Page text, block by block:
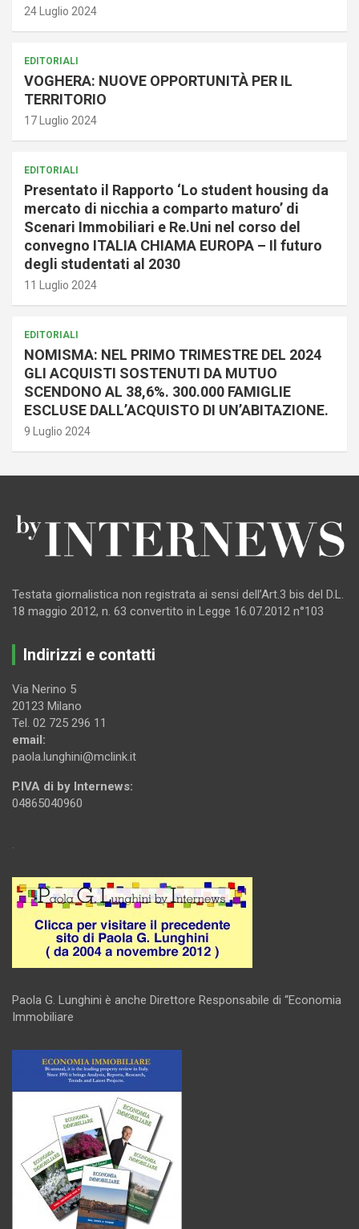
24 Luglio 2024
EDITORIALI
VOGHERA: NUOVE OPPORTUNITÀ PER IL
TERRITORIO
17 Luglio 2024
EDITORIALI
Presentato il Rapporto ‘Lo student housing da
mercato di nicchia a comparto maturo’ di
Scenari Immobiliari e Re.Uni nel corso del
convegno ITALIA CHIAMA EUROPA – Il futuro
degli studentati al 2030
11 Luglio 2024
EDITORIALI
NOMISMA: NEL PRIMO TRIMESTRE DEL 2024
GLI ACQUISTI SOSTENUTI DA MUTUO
SCENDONO AL 38,6%. 300.000 FAMIGLIE
ESCLUSE DALL’ACQUISTO DI UN’ABITAZIONE.
9 Luglio 2024
Testata giornalistica non registrata ai sensi dell’Art.3 bis del D.L.
18 maggio 2012, n. 63 convertito in Legge 16.07.2012 n°103
Indirizzi e contatti
Via Nerino 5
20123 Milano
Tel. 02 725 296 11
email:
paola.lunghini@mclink.it
P.IVA di by Internews:
04865040960
.
Paola G. Lunghini è anche Direttore Responsabile di “Economia
Immobiliare